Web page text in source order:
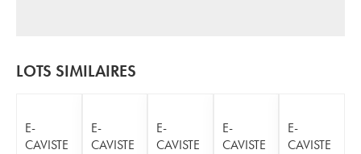
LOTS SIMILAIRES
E-
CAVISTE
E-
CAVISTE
E-
CAVISTE
E-
CAVISTE
E-
CAVISTE